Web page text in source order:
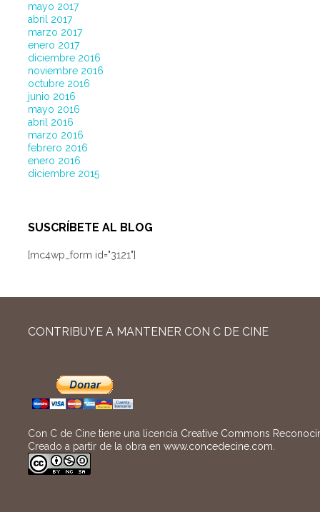
mayo 2017
abril 2017
marzo 2017
enero 2017
diciembre 2016
noviembre 2016
octubre 2016
junio 2016
mayo 2016
abril 2016
marzo 2016
febrero 2016
enero 2016
diciembre 2015
SUSCRÍBETE AL BLOG
[mc4wp_form id="3121"]
CONTRIBUYE A MANTENER CON C DE CINE
Con C de Cine tiene una licencia Creative Commons
Creado a partir de la obra enwww.concedecine.com